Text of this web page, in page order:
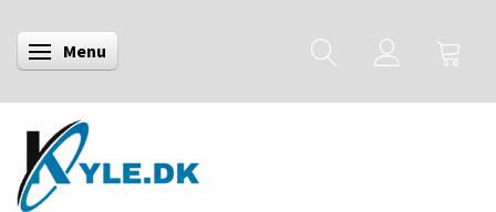
Skifte navigation
Menu